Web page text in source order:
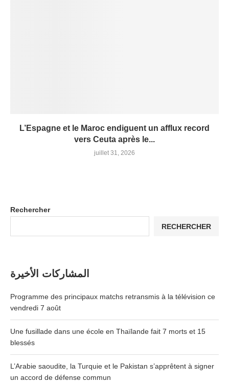
L’Espagne et le Maroc endiguent un afflux record
vers Ceuta après le...
juillet 31, 2026
Rechercher
RECHERCHER
المشاركات الأخيرة
Programme des principaux matchs retransmis à la télévision ce
vendredi 7 août
Une fusillade dans une école en Thaïlande fait 7 morts et 15
blessés
L’Arabie saoudite, la Turquie et le Pakistan s’apprêtent à signer
un accord de défense commun